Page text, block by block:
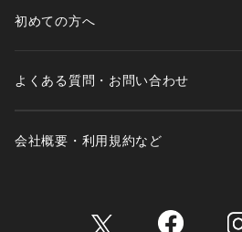
初めての方へ
よくある質問・お問い合わせ
会社概要・利用規約など